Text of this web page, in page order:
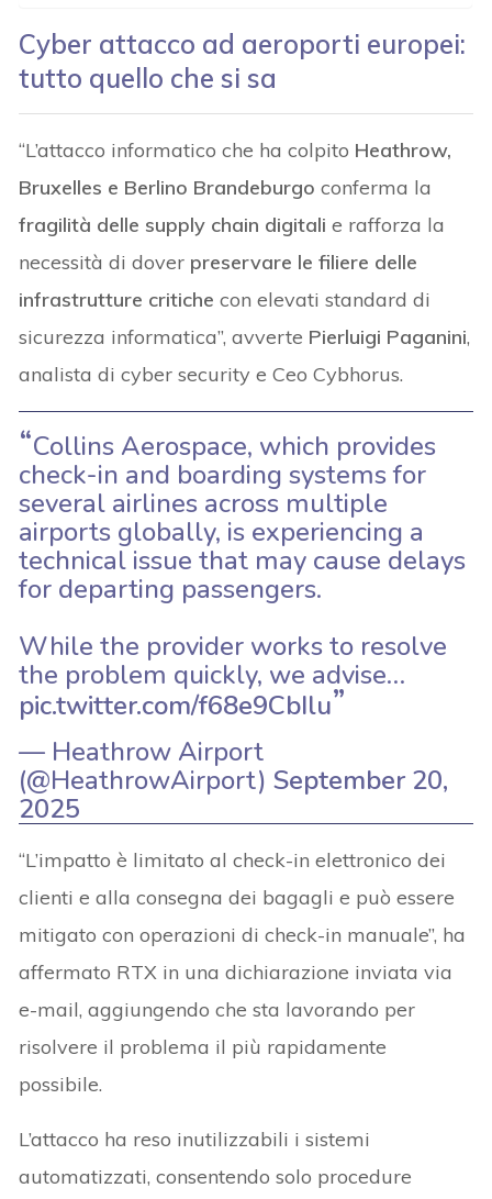
Cyber attacco ad aeroporti europei:
tutto quello che si sa
“L’attacco informatico che ha colpito Heathrow,
Bruxelles e Berlino Brandeburgo conferma la
fragilità delle supply chain digitali e rafforza la
necessità di dover preservare le filiere delle
infrastrutture critiche con elevati standard di
sicurezza informatica”, avverte Pierluigi Paganini,
analista di cyber security e Ceo Cybhorus.
Collins Aerospace, which provides
check-in and boarding systems for
several airlines across multiple
airports globally, is experiencing a
technical issue that may cause delays
for departing passengers.
While the provider works to resolve
the problem quickly, we advise…
pic.twitter.com/f68e9CbIlu
— Heathrow Airport
(@HeathrowAirport)September 20,
2025
“L’impatto è limitato al check-in elettronico dei
clienti e alla consegna dei bagagli e può essere
mitigato con operazioni di check-in manuale”, ha
affermato RTX in una dichiarazione inviata via
e-mail, aggiungendo che sta lavorando per
risolvere il problema il più rapidamente
possibile.
L’attacco ha reso inutilizzabili i sistemi
automatizzati, consentendo solo procedure